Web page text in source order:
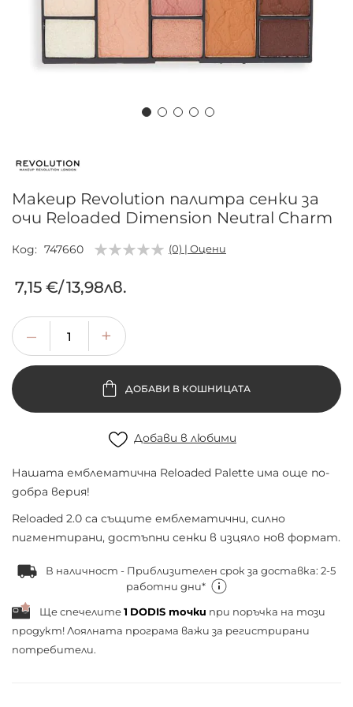
началото
галерия
със
снимки
Makeup Revolution палитра сенки за
очи Reloaded Dimension Neutral Charm
Код 747660 (0) | Оцени
7,15 €/13,98лв.
ДОБАВИ В КОШНИЦАТА
Добави в любими
Нашата емблематична Reloaded Palette има още по-
добра верия!
Reloaded 2.0 са същите емблематични, силно
пигментирани, достъпни сенки в изцяло нов формат.
В наличност - Приблизителен срок за доставка: 2-5
работни дни*
Ще спечелите1 DODIS точки при поръчка на този
продукт! Лоялната програма важи за регистрирани
потребители.